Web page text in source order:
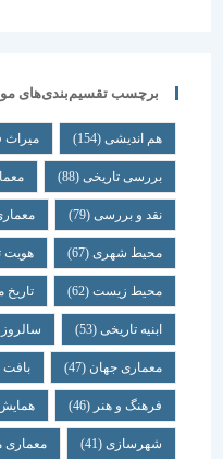
برچسب تقسیم‌بندی‌های موضوعی
هم اندیشی (154) میراث فرهنگی
بررسی تاریخی (88) معماری و
نقد و بررسی (79) معماری و
محیط شهری(67) هویت تاریخی(67)
محیط زیست(62) تاریخ معاصر(60)
ابنیه تاریخی(53) سالروز و
معماری جهان (47) بافت تاریخی
فرهنگ و هنر(46) همایش
شهرسازی(41) معماری معاصر(40)